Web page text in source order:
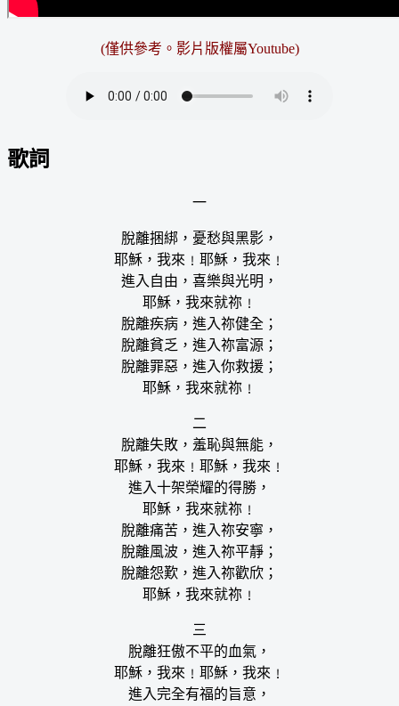
(僅供參考。 影片版權屬Youtube)
歌詞
一
脫離捆綁，憂愁與黑影，
耶穌，我來﹗耶穌，我來﹗
進入自由，喜樂與光明，
耶穌，我來就祢﹗
脫離疾病，進入祢健全；
脫離貧乏，進入祢富源；
脫離罪惡，進入你救援；
耶穌，我來就祢﹗
二
脫離失敗，羞恥與無能，
耶穌，我來﹗耶穌，我來﹗
進入十架榮耀的得勝，
耶穌，我來就祢﹗
脫離痛苦，進入祢安寧，
脫離風波，進入祢平靜；
脫離怨歎，進入祢歡欣；
耶穌，我來就祢﹗
三
脫離狂傲不平的血氣，
耶穌，我來﹗耶穌，我來﹗
進入完全有福的旨意，